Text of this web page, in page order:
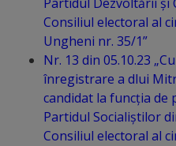
Taxe
locale
Strategii
și
Consiliul electoral al
Ungheni nr. 35/1”
Nr. 13 din 05.10.23
înregistrare a dlui
candidat la funcția de
Partidul Socialiștilor
Consiliul electoral al